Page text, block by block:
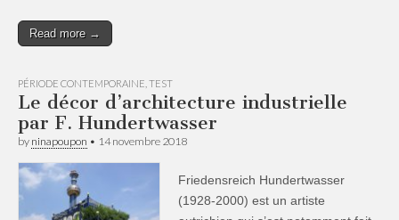
Read more →
PÉRIODE CONTEMPORAINE TEST
Le décor d’architecture industrielle
par F. Hundertwasser
by ninapoupon • 14 novembre 2018
Friedensreich Hundertwasser
(1928-2000) est un artiste